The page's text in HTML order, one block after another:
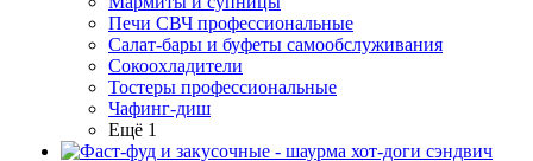
Печи СВЧ профессиональные
Салат-бары и буфеты самообслуживания
Сокоохладители
Тостеры профессиональные
Чафинг-диш
Ещё 1